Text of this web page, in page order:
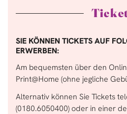
SIE KÖNNEN TICKETS AUF
ERWERBEN:
Am bequemsten über den
Print@Home (ohne jegliche
Alternativ können Sie Tickets
(0180.6050400) oder in einer